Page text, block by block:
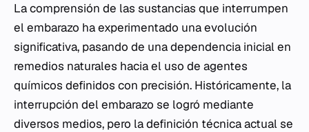
La comprensión de las sustancias que interrumpen
el embarazo ha experimentado una evolución
significativa, pasando de una dependencia inicial en
remedios naturales hacia el uso de agentes
químicos definidos con precisión. Históricamente, la
interrupción del embarazo se logró mediante
diversos medios, pero la definición técnica actual se